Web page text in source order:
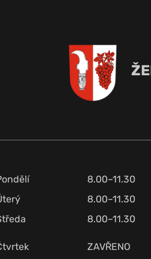
8.00–11.30
8.00–11.30
8.00–11.30
ZAVŘENO